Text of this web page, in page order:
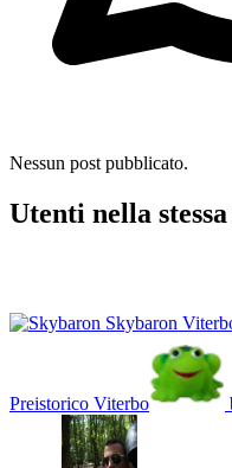
Nessun post pubblicato.
Utenti nella stessa
Skybaron
Preistorico Viterbo